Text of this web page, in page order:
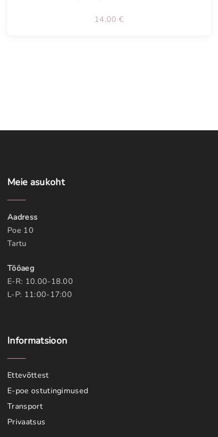
14,00 €
Meie asukoht
Aadress
Poe 10
Tartu
Tööaeg
E-R: 10.00-18.00
L-P: 11:00-17:00
Informatsioon
Ettevõttest
E-poe ostutingimused
Transport
Privaatsus